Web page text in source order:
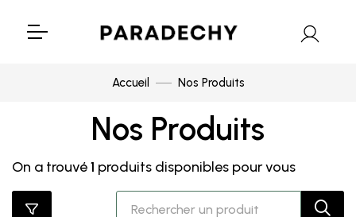
Accueil Nos Produits
Nos Produits
On a trouvé1 produits disponibles pour vous